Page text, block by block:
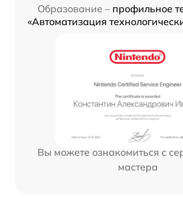
Образование – профильное
«Автоматизация
Вы можете ознакомиться с
мастера